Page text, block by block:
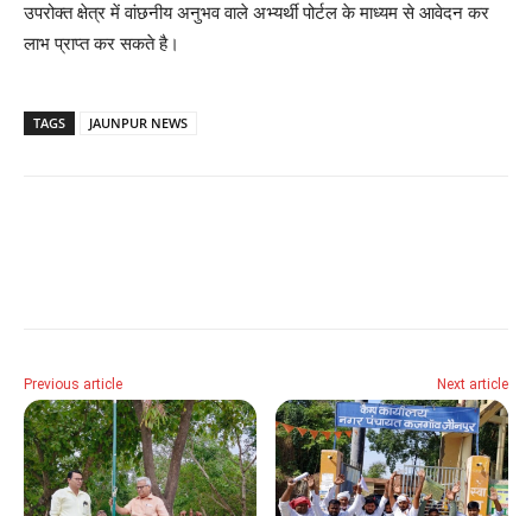
उपरोक्त क्षेत्र में वांछनीय अनुभव वाले अभ्यर्थी पोर्टल के माध्यम से आवेदन कर
लाभ प्राप्त कर सकते है।
TAGS JAUNPUR NEWS
Previous article Next article